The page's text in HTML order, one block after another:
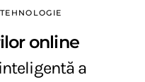
TEHNOLOGIE
online
a